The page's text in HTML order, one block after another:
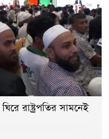
রাষ্ট্রপতির সামনেই